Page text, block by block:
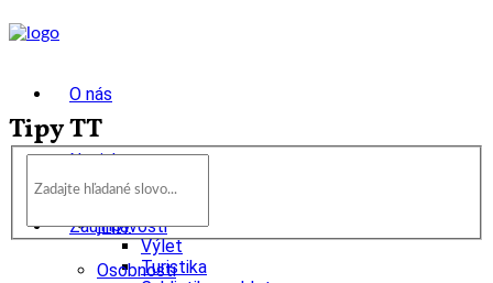
O nás
Novinky
Tipy
Výlet
Turistika
Zaujímavosti
Osobnosti
Tipy TT